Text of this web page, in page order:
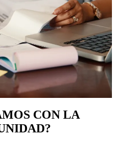
CON LA